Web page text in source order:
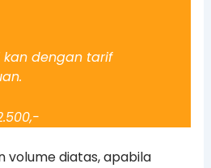
kan dengan tarif
volume diatas, apabila